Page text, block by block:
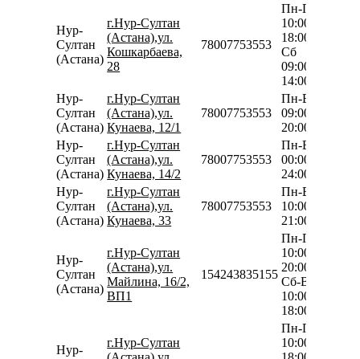
Нур-
Султан
(Астана)
г.Нур-Султан
(Астана),ул.
Кошкарбаева,
28
78007753553
Пн-Пт
10:00-
18:00
Сб
09:00-
14:00
Нур-
Султан
(Астана)
г.Нур-Султан
(Астана),ул.
Кунаева, 12/1
78007753553
Пн-Вс
09:00-
20:00
Нур-
Султан
(Астана)
г.Нур-Султан
(Астана),ул.
Кунаева, 14/2
78007753553
Пн-Вс
00:00-
24:00
Нур-
Султан
(Астана)
г.Нур-Султан
(Астана),ул.
Кунаева, 33
78007753553
Пн-Вс
10:00-
21:00
Нур-
Султан
(Астана)
г.Нур-Султан
(Астана),ул.
Майлина, 16/2,
ВП1
154243835155
Пн-Пт
10:00-
20:00
Сб-Вс
10:00-
18:00
Нур-
г.Нур-Султан
Пн-Пт
10:00-